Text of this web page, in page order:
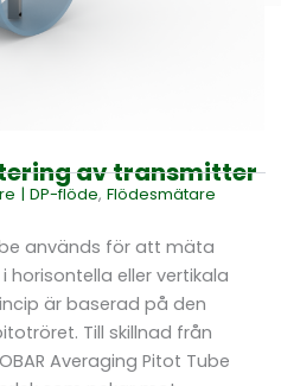
av transmitter
| DP-flöde,Flödesmätare
används för att mäta
eller vertikala
är baserad på den
Till skillnad från
Averaging Pitot Tube